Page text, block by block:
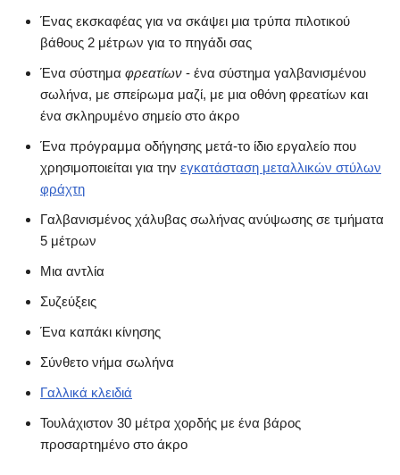
Ένας εκσκαφέας για να σκάψει μια τρύπα πιλοτικού
βάθους 2 μέτρων για το πηγάδι σας
Ένα σύστημα φρεατίων - ένα σύστημα γαλβανισμένου
σωλήνα, με σπείρωμα μαζί, με μια οθόνη φρεατίων και
ένα σκληρυμένο σημείο στο άκρο
Ένα πρόγραμμα οδήγησης μετά-το ίδιο εργαλείο που
χρησιμοποιείται για την εγκατάσταση μεταλλικών στύλων
φράχτη
Γαλβανισμένος χάλυβας σωλήνας ανύψωσης σε τμήματα
5 μέτρων
Μια αντλία
Συζεύξεις
Ένα καπάκι κίνησης
Σύνθετο νήμα σωλήνα
Γαλλικά κλειδιά
Τουλάχιστον 30 μέτρα χορδής με ένα βάρος
προσαρτημένο στο άκρο